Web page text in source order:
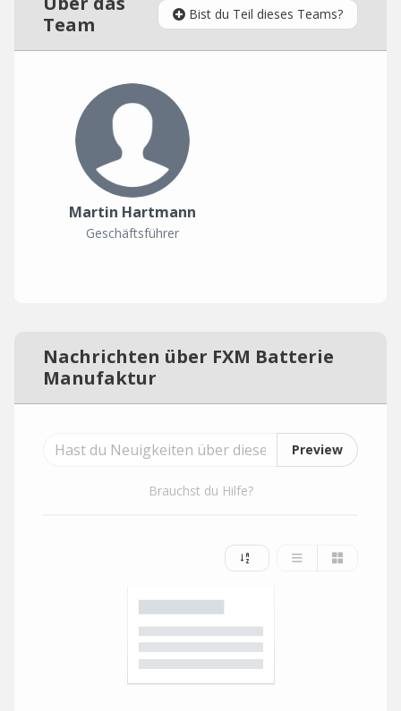
Team
Bist du Teil dieses Teams?
Martin Hartmann
Geschäftsführer
Nachrichten über FXM Batterie
Manufaktur
Preview
Brauchst du Hilfe?